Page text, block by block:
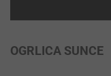
OGRLICA SUNCE